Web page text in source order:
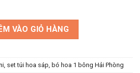
VÀO GIỎ HÀNG
set túi hoa sáp, bó hoa 1 bông Hải Phòng